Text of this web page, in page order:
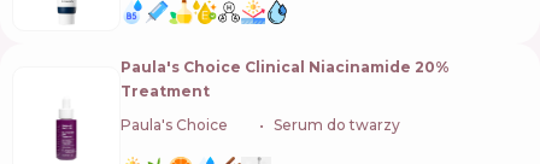
Paula's Choice Clinical Niacinamide 20%
Treatment
Paula's Choice
Serum do twarzy